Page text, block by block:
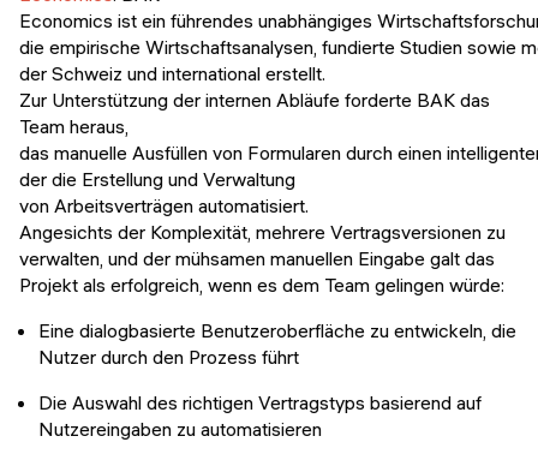
Economics ist ein führendes unabhängiges
die empirische Wirtschaftsanalysen, fundierte Studien sowie
der Schweiz und international erstellt.
Zur Unterstützung der internen Abläufe forderte BAK das
Team heraus,
das manuelle Ausfüllen von Formularen durch einen
der die Erstellung und Verwaltung
von Arbeitsverträgen automatisiert.
Angesichts der Komplexität, mehrere Vertragsversionen zu
verwalten, und der mühsamen manuellen Eingabe galt das
Projekt als erfolgreich, wenn es dem Team gelingen würde:
Eine dialogbasierte Benutzeroberfläche zu entwickeln, die
Nutzer durch den Prozess führt
Die Auswahl des richtigen Vertragstyps basierend auf
Nutzereingaben zu automatisieren